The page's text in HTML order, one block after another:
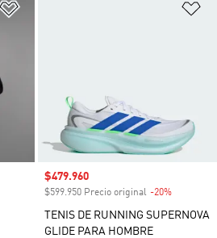
Precio de venta
$479.960
$599.950 Precio original -20%
TENIS DE RUNNING SUPERNOVA
GLIDE PARA HOMBRE